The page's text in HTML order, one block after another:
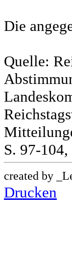
Die
Quelle:
S. 97-
created by
Drucken